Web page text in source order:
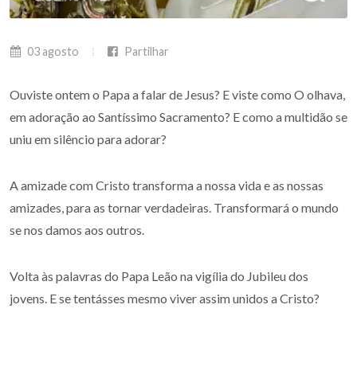
03 agosto Partilhar
Ouviste ontem o Papa a falar de Jesus? E viste como O olhava,
em adoração ao Santíssimo Sacramento? E como a multidão se
uniu em silêncio para adorar?
A amizade com Cristo transforma a nossa vida e as nossas
amizades, para as tornar verdadeiras. Transformará o mundo
se nos damos aos outros.
Volta às palavras do Papa Leão na vigília do Jubileu dos
jovens. E se tentásses mesmo viver assim unidos a Cristo?